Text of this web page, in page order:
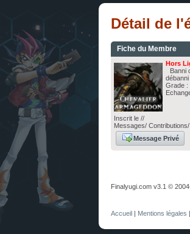
Détail de
Fiche du Membre
Hors
Banni
débanni
Grade :
Inscrit le //
Messages/
Message Privé
Finalyugi.com v3.1 ©
Accueil | Mentions légales |